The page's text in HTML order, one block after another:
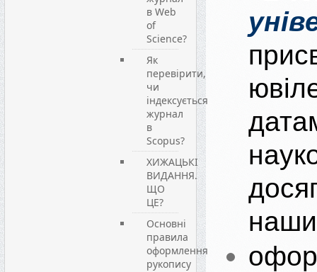
в Web
of
Science?
Як
перевірити,
чи
індексується
журнал
в
Scopus?
ХИЖАЦЬКІ
ВИДАННЯ.
ЩО
ЦЕ?
Основні
правила
оформлення
рукопису